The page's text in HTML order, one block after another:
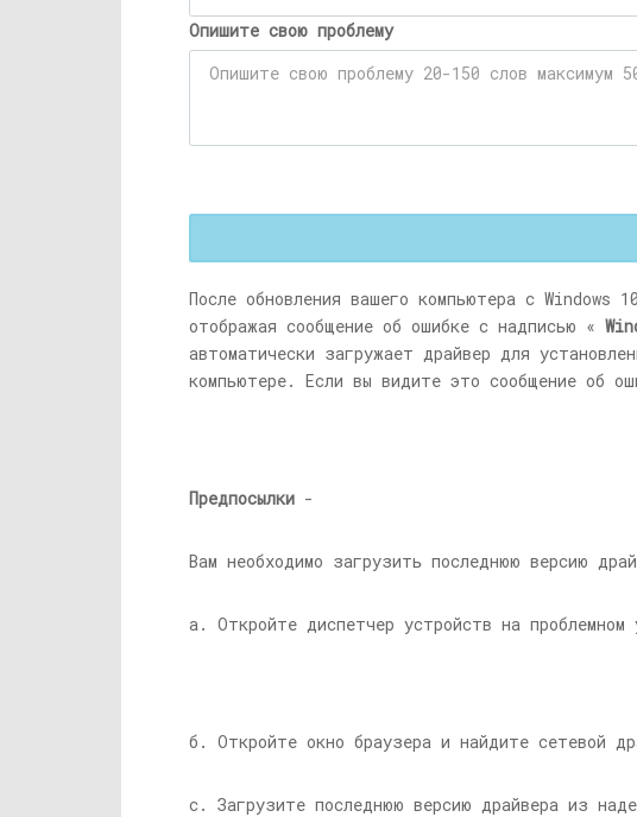
Опишите свою проблему
После обновления вашего компьютера с Windows
отображая сообщение об ошибке с надписью «
автоматически загружает драйвер для
компьютере. Если вы видите это сообщение об
Предпосылки -
Вам необходимо загрузить последнюю версию
а. Откройте диспетчер устройств на
б. Откройте окно браузера и найдите сетевой
c. Загрузите последнюю версию драйвера из